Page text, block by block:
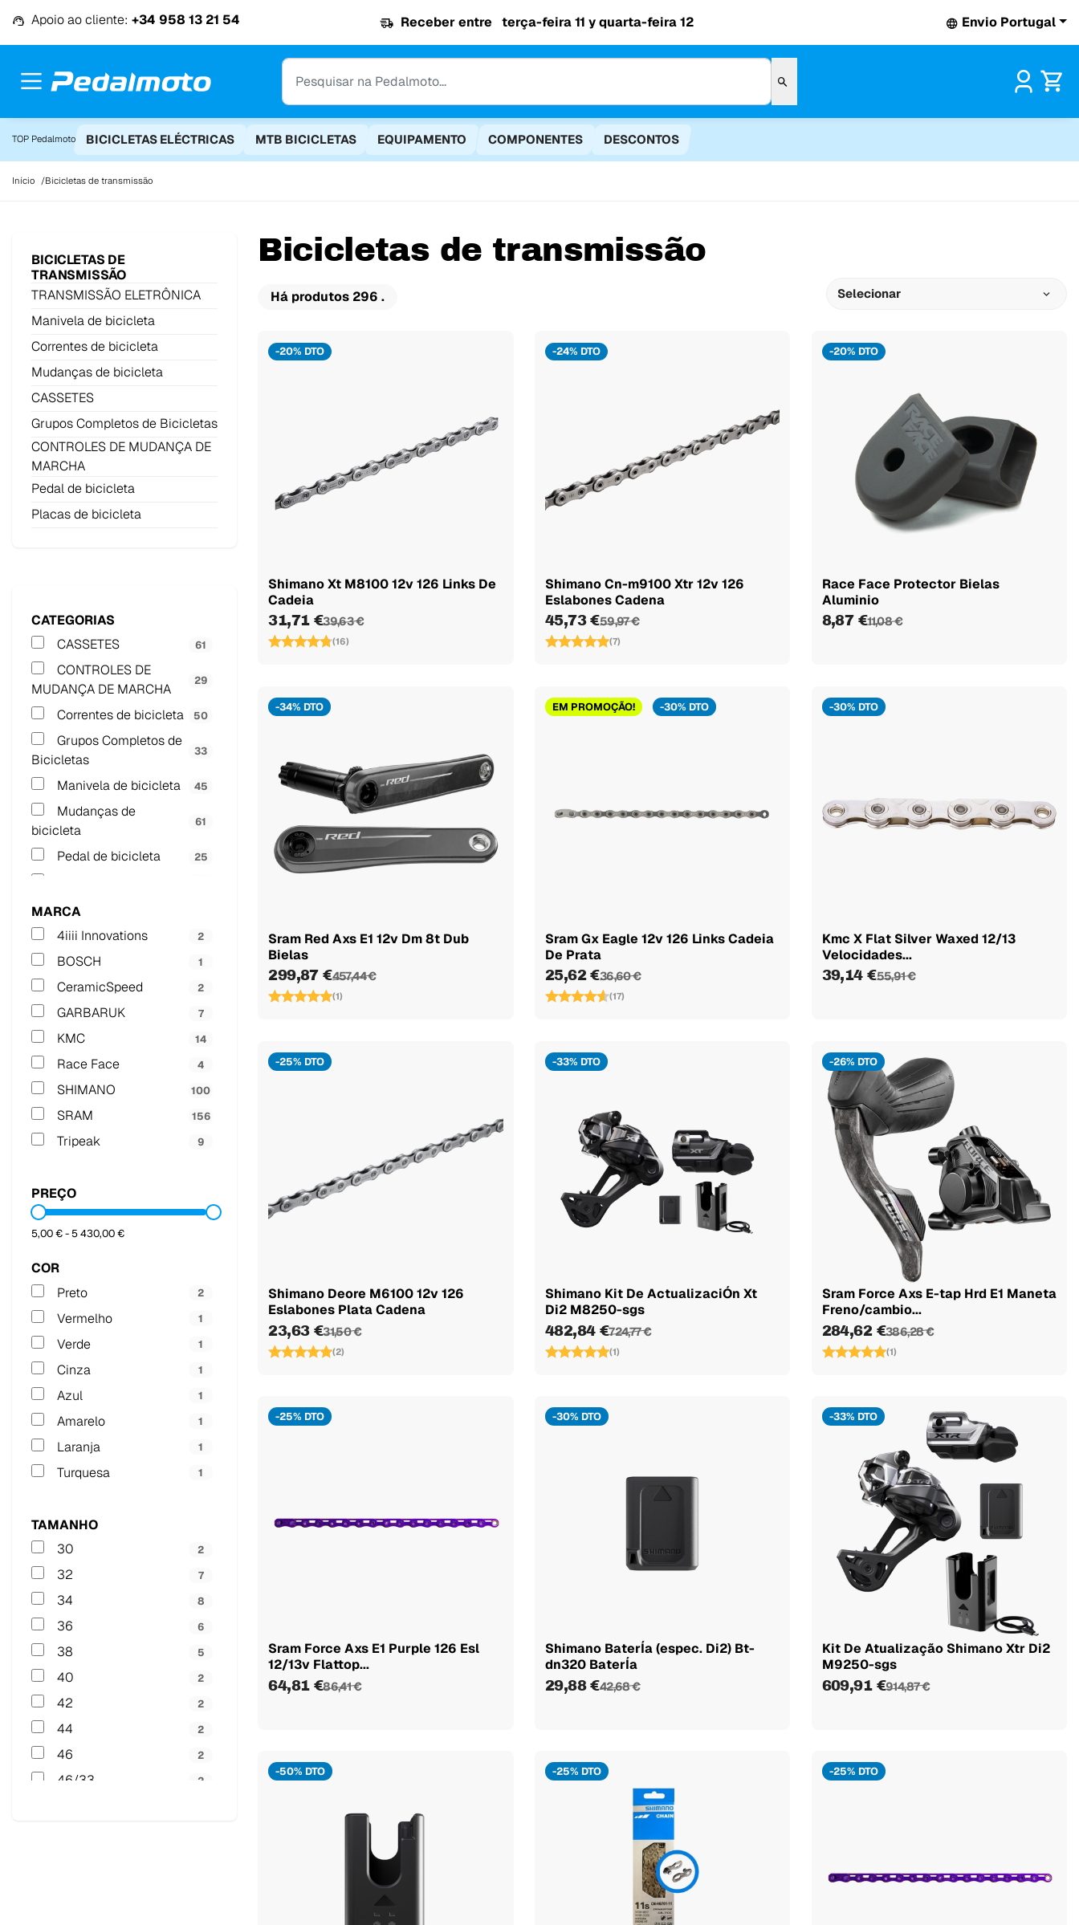
Apoio ao cliente: +34 958 13 21 54 Receber entre terça-feira 11 y quarta-feira 12 Envio Portugal
TOP Pedalmoto BICICLETAS ELÉCTRICAS MTB BICICLETAS EQUIPAMENTO COMPONENTES DESCONTOS
Início Bicicletas de transmissão
BICICLETAS DE
TRANSMISSÃO
TRANSMISSÃO ELETRÔNICA
Manivela de bicicleta
Correntes de bicicleta
Mudanças de bicicleta
CASSETES
Grupos Completos de Bicicletas
CONTROLES DE MUDANÇA DE
MARCHA
Pedal de bicicleta
Placas de bicicleta
CATEGORIAS
CASSETES
61
CONTROLES DE
MUDANÇA DE MARCHA
29
Correntes de bicicleta 50
Grupos Completos de
Bicicletas
33
Manivela de bicicleta 45
Mudanças de
bicicleta
61
Pedal de bicicleta 25
TRANSMISSÃO
ELETRÔNICA
MARCA
4iiii Innovations
2
BOSCH 1
CeramicSpeed 2
GARBARUK 7
KMC 14
Race Face 4
SHIMANO 100
SRAM 156
Tripeak 9
PREÇO
5,00 € - 5 430,00 €
COR
Preto
2
Vermelho 1
Verde 1
Cinza 1
Azul 1
Amarelo 1
Laranja 1
Turquesa 1
TAMANHO
30
2
32 7
34 8
36 6
38 5
40 2
42 2
44 2
46 2
46/33 2
Bicicletas de transmissão
Há produtos 296 . Selecionar
-20% DTO
Shimano Xt M8100 12v 126 Links De
Cadeia
31,71 €39,63 €
(16)
-24% DTO
Shimano Cn-m9100 Xtr 12v 126
Eslabones Cadena
45,73 €59,97 €
(7)
-20% DTO
Race Face Protector Bielas
Aluminio
8,87 €11,08 €
-34% DTO
Sram Red Axs E1 12v Dm 8t Dub
Bielas
299,87 €457,44 €
(1)
EM PROMOÇÃO! -30% DTO
Sram Gx Eagle 12v 126 Links Cadeia
De Prata
25,62 €36,60 €
(17)
-30% DTO
Kmc X Flat Silver Waxed 12/13
Velocidades...
39,14 €55,91 €
-25% DTO
Shimano Deore M6100 12v 126
Eslabones Plata Cadena
23,63 €31,50 €
(2)
-33% DTO
Shimano Kit De ActualizaciÓn Xt
Di2 M8250-sgs
482,84 €724,77 €
(1)
-26% DTO
Sram Force Axs E-tap Hrd E1 Maneta
Freno/cambio...
284,62 €386,28 €
(1)
-25% DTO
Sram Force Axs E1 Purple 126 Esl
12/13v Flattop...
64,81 €86,41 €
-30% DTO
Shimano BaterÍa (espec. Di2) Bt-
dn320 BaterÍa
29,88 €42,68 €
-33% DTO
Kit De Atualização Shimano Xtr Di2
M9250-sgs
609,91 €914,87 €
-50% DTO -25% DTO -25% DTO